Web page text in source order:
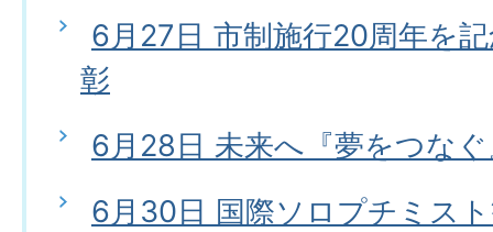
6月27日 市制施行20周年を
彰
6月28日 未来へ『夢をつな
6月30日 国際ソロプチミス